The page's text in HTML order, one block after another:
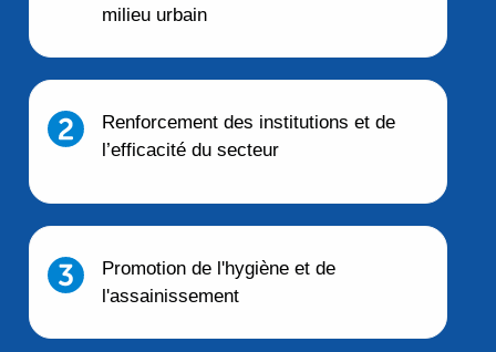
milieu urbain
Renforcement des institutions et de
l’efficacité du secteur
Promotion de l'hygiène et de
l'assainissement